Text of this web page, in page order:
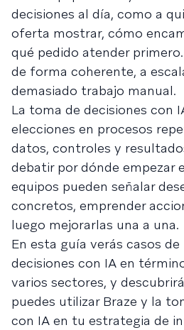
decisiones al día, como a
oferta mostrar, cómo
qué pedido atender
de forma coherente, a
demasiado trabajo manual.
La toma de decisiones con
elecciones en procesos
datos, controles y
debatir por dónde empezar
equipos pueden señalar
concretos, emprender
luego mejorarlas una a una.
En esta guía verás casos
decisiones con IA en
varios sectores, y
puedes utilizar Braze y la
con IA en tu estrategia de